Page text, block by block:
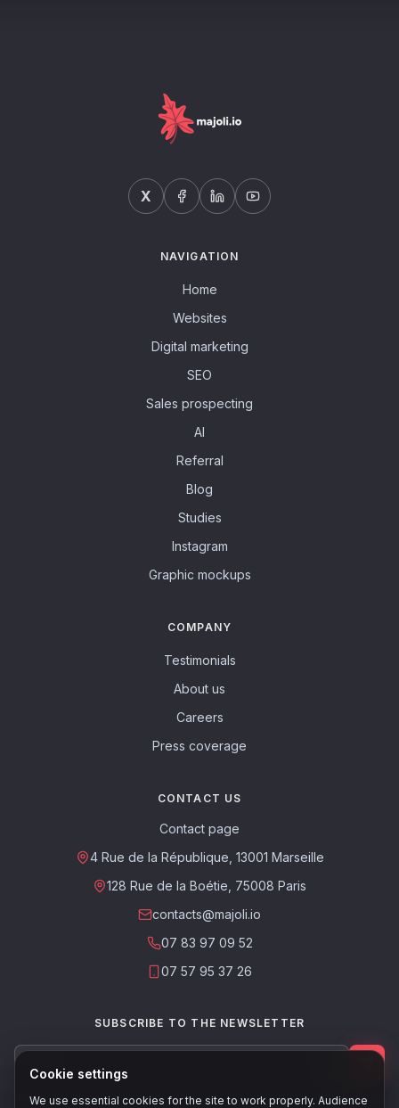
Cookie settings
We use essential cookies for the site to work properly. Audience
X
NAVIGATION
Home
Websites
Digital marketing
SEO
Sales prospecting
AI
Referral
Blog
Studies
Instagram
Graphic mockups
COMPANY
Testimonials
About us
Careers
Press coverage
CONTACT US
Contact page
4 Rue de la République, 13001 Marseille
128 Rue de la Boétie, 75008 Paris
contacts@majoli.io
07 83 97 09 52
07 57 95 37 26
SUBSCRIBE TO THE NEWSLETTER
This site is protected by reCAPTCHA. The Google Privacy Policy and Terms